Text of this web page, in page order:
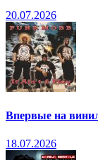
20.07.2026
Впервые на
18.07.2026